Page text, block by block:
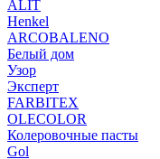
ALIT
Henkel
ARCOBALENO
Белый дом
Узор
Эксперт
FARBITEX
OLECOLOR
Колеровочные пасты
Gol